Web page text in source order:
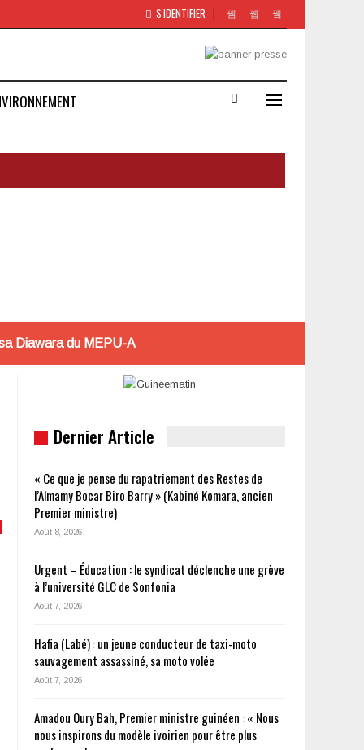
S'IDENTIFIER
Diawara du MEPU-A
Dernier Article
« Ce que je pense du rapatriement des Restes de
l’Almamy Bocar Biro Barry » (Kabiné Komara, ancien
Premier ministre)
Août 8, 2026
Urgent – Éducation : le syndicat déclenche une grève
à l’université GLC de Sonfonia
Août 7, 2026
Hafia (Labé) : un jeune conducteur de taxi-moto
sauvagement assassiné, sa moto volée
Août 7, 2026
Amadou Oury Bah, Premier ministre guinéen : « Nous
nous inspirons du modèle ivoirien pour être plus